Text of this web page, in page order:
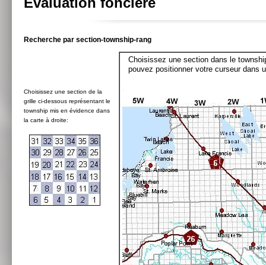
Recherche par section-township-rang
Choisissez une section de la
grille ci-dessous représentant le
township mis en évidence dans
la carte à droite:
Choisissez une section dans le
pouvez positionner votre curseur dans